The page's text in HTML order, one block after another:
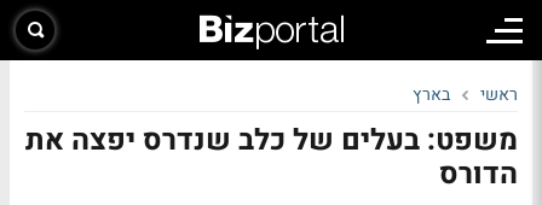
ראשי בארץ
משפט: בעלים של כלב שנדרס יפצה את
הדורס